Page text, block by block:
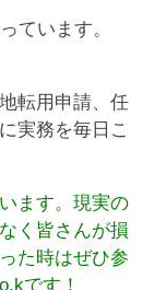
ています。
転用申請、任
実務を毎日こ
ます。現実の
く皆さんが損
た時はぜひ参
です！